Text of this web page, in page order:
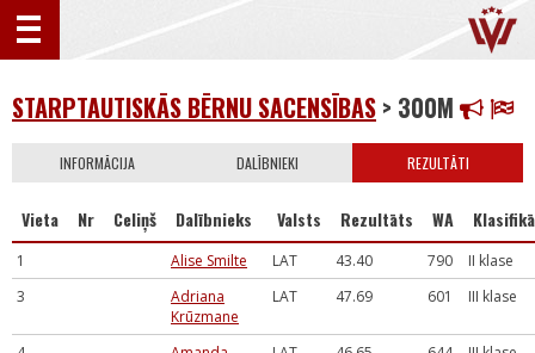
STARPTAUTISKĀS BĒRNU SACENSĪBAS > 300M
INFORMĀCIJA DALĪBNIEKI REZULTĀTI
Vieta Nr Celiņš Dalībnieks Valsts Rezultāts WA
1 Alise Smilte LAT 43.40 790
II klase
3
Adriana
Krūzmane
LAT 47.69 601 III klase